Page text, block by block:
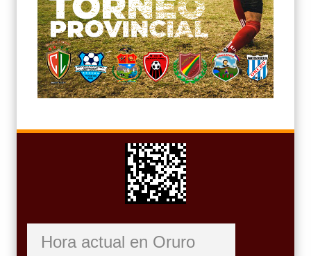
Hora actual en Oruro